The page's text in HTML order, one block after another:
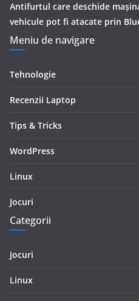
Antifurtul care deschide
vehicule pot fi atacate prin
Meniu de navigare
Tehnologie
Recenzii Laptop
Tips & Tricks
WordPress
Linux
Jocuri
Categorii
Jocuri
Linux